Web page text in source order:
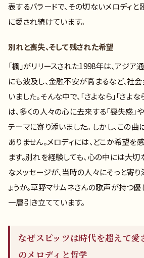
表するバラードで、その切ないメロディと
に愛され続けています。
別れと喪失、そして残された希望
「楓」がリリースされた1998年は、アジ
にも波及し、金融不安が高まるなど、社
いました。そんな中で、「さよなら」「さよ
は、多くの人々の心に去来する「喪失感」
テーマに寄り添いました。 しかし、この
ありません。メロディには、どこか希望を
ます。別れを経験しても、心の中には大
なメッセージが、当時の人々にそっと寄
ょうか。草野マサムネさんの歌声が持つ
一層引き立てています。
なぜスピッツは時代を超えて愛
のメロディと哲学